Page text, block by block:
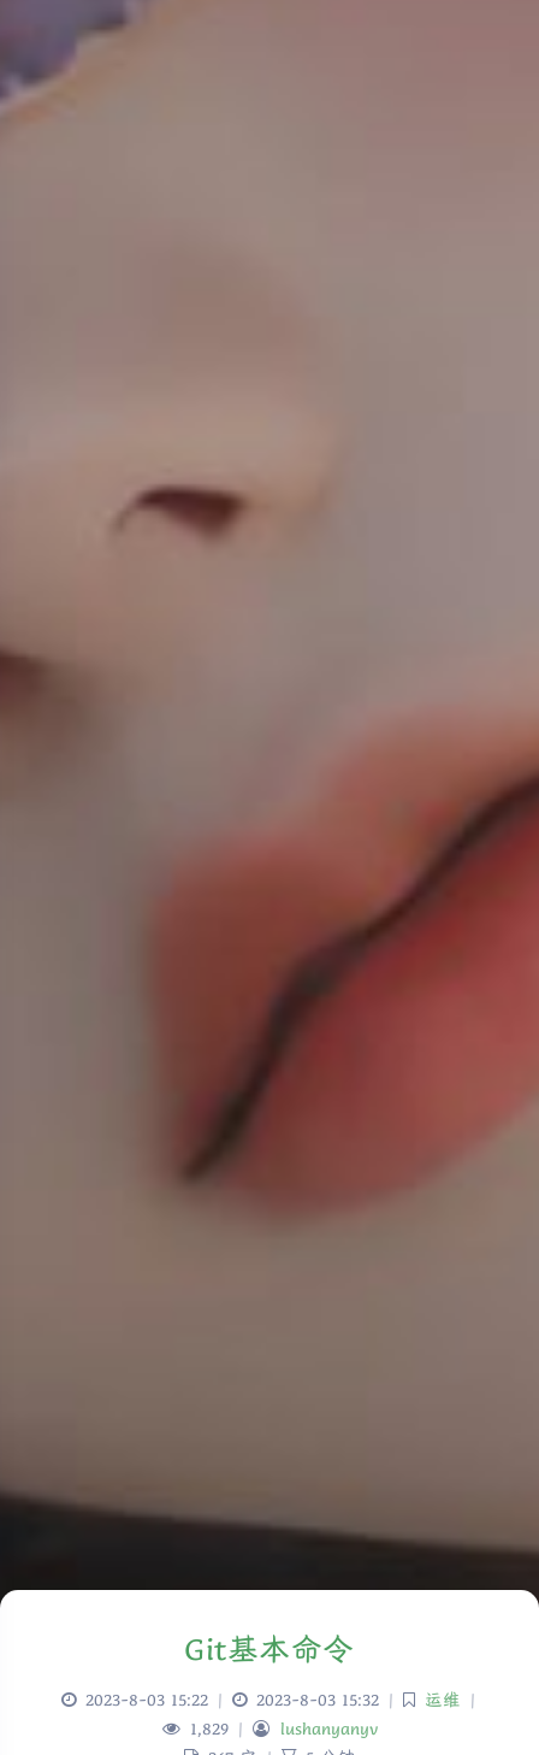
Git基本命令
2023-8-03 15:22 | 2023-8-03 15:32 | 运维 |
1,829 |
lushanyanyv